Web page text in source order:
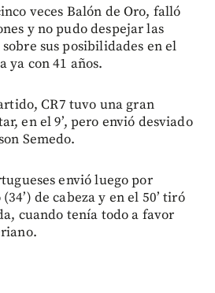
veces Balón de Oro, falló
y no pudo despejar las
sus posibilidades en el
ya con 41 años.
CR7 tuvo una gran
en el 9’, pero envió desviado
Semedo.
envió luego por
de cabeza y en el 50’ tiró
cuando tenía todo a favor